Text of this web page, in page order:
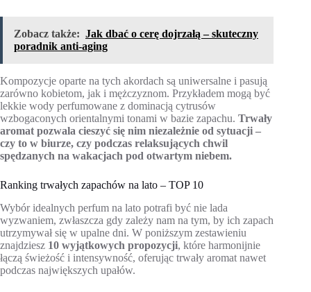
Zobacz także: Jak dbać o cerę dojrzałą – skuteczny
poradnik anti-aging
Kompozycje oparte na tych akordach są uniwersalne i pasują
zarówno kobietom, jak i mężczyznom. Przykładem mogą być
lekkie wody perfumowane z dominacją cytrusów
wzbogaconych orientalnymi tonami w bazie zapachu. Trwały
aromat pozwala cieszyć się nim niezależnie od sytuacji –
czy to w biurze, czy podczas relaksujących chwil
spędzanych na wakacjach pod otwartym niebem.
Ranking trwałych zapachów na lato – TOP 10
Wybór idealnych perfum na lato potrafi być nie lada
wyzwaniem, zwłaszcza gdy zależy nam na tym, by ich zapach
utrzymywał się w upalne dni. W poniższym zestawieniu
znajdziesz 10 wyjątkowych propozycji, które harmonijnie
łączą świeżość i intensywność, oferując trwały aromat nawet
podczas największych upałów.